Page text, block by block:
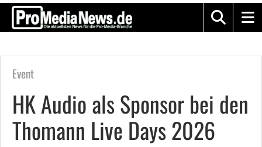
Event
HK Audio als Sponsor bei den
Thomann Live Days 2026